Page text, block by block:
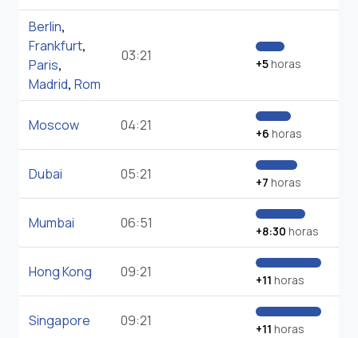
Berlin,
Frankfurt,
Paris,
Madrid, Rom
03:21 +5horas
Moscow 04:21 +6 horas
Dubai 05:21 +7 horas
Mumbai 06:51 +8:30 horas
Hong Kong 09:21 +11 horas
Singapore 09:21 +11 horas